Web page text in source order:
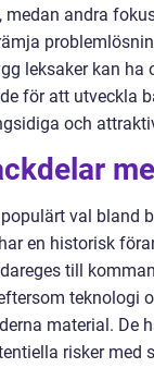
andra
leksaker kan ha
för att utveckla
och
val bland
en historisk
till
teknologi
material. De
risker